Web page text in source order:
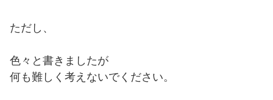
ただし、
色々と書きましたが
何も難しく考えないでください。